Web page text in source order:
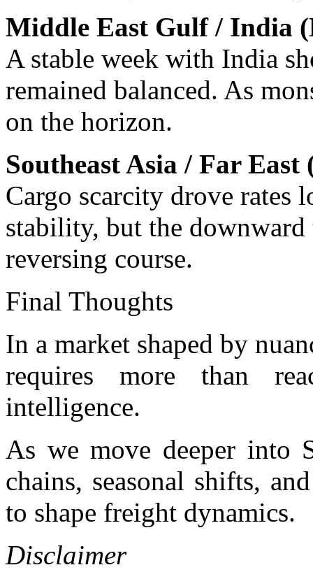
Middle East Gulf / India
A stable week with India
remained balanced. As
on the horizon.
Southeast Asia / Far East
Cargo scarcity drove rates
stability, but the
reversing course.
Final Thoughts
In a market shaped by
requires more than
intelligence.
As we move deeper into
chains, seasonal shifts,
to shape freight dynamics.
Disclaimer